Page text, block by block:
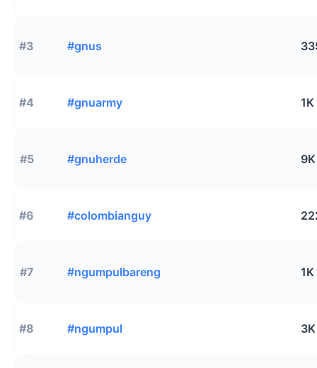
#3 #gnus
#4 #gnuarmy 1K
#5 #gnuherde 9K
#6 #colombianguy
#7 #ngumpulbareng 1K
#8 #ngumpul 3K